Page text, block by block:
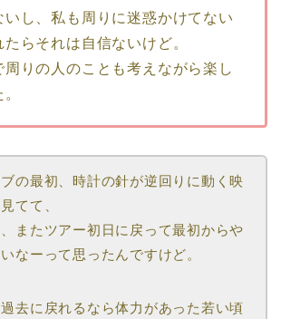
いし、私も周りに迷惑かけてない
らそれは自信ないけど。
周りの人のことも考えながら楽し
の最初、時計の針が逆回りに動く映
てて、
またツアー初日に戻って最初からや
なーって思ったんですけど。
過去に戻れるなら体力があった若い頃